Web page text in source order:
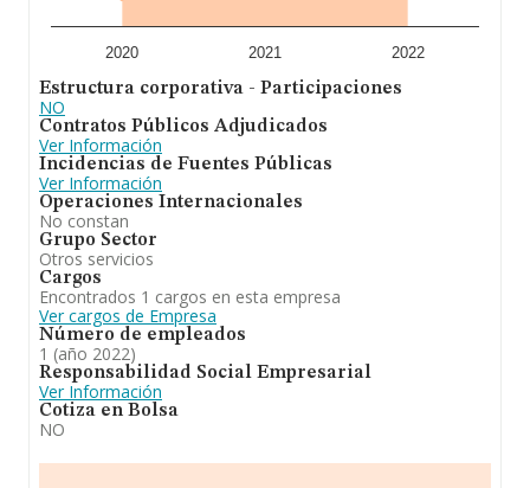
2020 2021 2022
Estructura corporativa - Participaciones
NO
Contratos Públicos Adjudicados
Ver Información
Incidencias de Fuentes Públicas
Ver Información
Operaciones Internacionales
No constan
Grupo Sector
Otros servicios
Cargos
Encontrados 1 cargos en esta empresa
Ver cargos de Empresa
Número de empleados
1 (año 2022)
Responsabilidad Social Empresarial
Ver Información
Cotiza en Bolsa
NO